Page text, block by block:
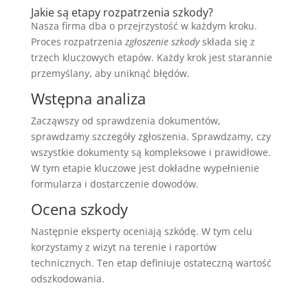
Jakie są etapy rozpatrzenia szkody?
Nasza firma dba o przejrzystość w każdym kroku.
Proces rozpatrzenia zgłoszenie szkodyskłada się z
trzech kluczowych etapów. Każdy krok jest starannie
przemyślany, aby uniknąć błędów.
Wstępna analiza
Zacząwszy od sprawdzenia dokumentów,
sprawdzamy szczegóły zgłoszenia. Sprawdzamy, czy
wszystkie dokumenty są kompleksowe i prawidłowe.
W tym etapie kluczowe jest dokładne wypełnienie
formularza i dostarczenie dowodów.
Ocena szkody
Następnie eksperty oceniają szkódę. W tym celu
korzystamy z wizyt na terenie i raportów
technicznych. Ten etap definiuje ostateczną wartość
odszkodowania.